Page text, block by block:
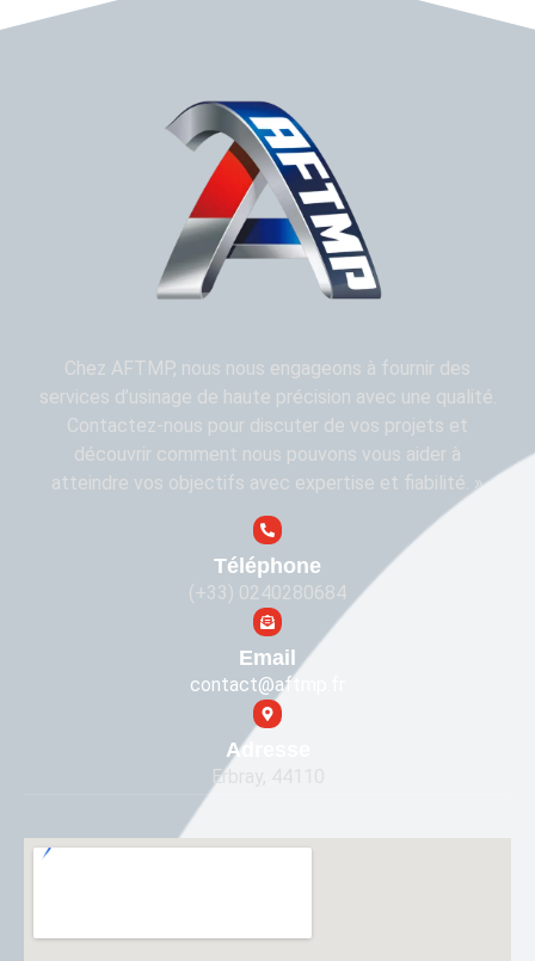
Chez AFTMP, nous nous engageons à fournir des
services d’usinage de haute précision avec une qualité.
Contactez-nous pour discuter de vos projets et
découvrir comment nous pouvons vous aider à
atteindre vos objectifs avec expertise et fiabilité. »
Téléphone
(+33) 0240280684
Email
contact@aftmp.fr
Adresse
Erbray, 44110